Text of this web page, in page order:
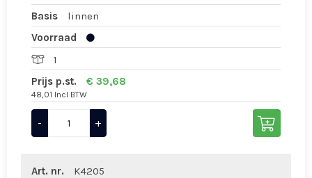
Basis
linnen
Voorraad
1
Prijs p.st.
€ 39,68
48,01 Incl BTW
- +
Art. nr.
K4205